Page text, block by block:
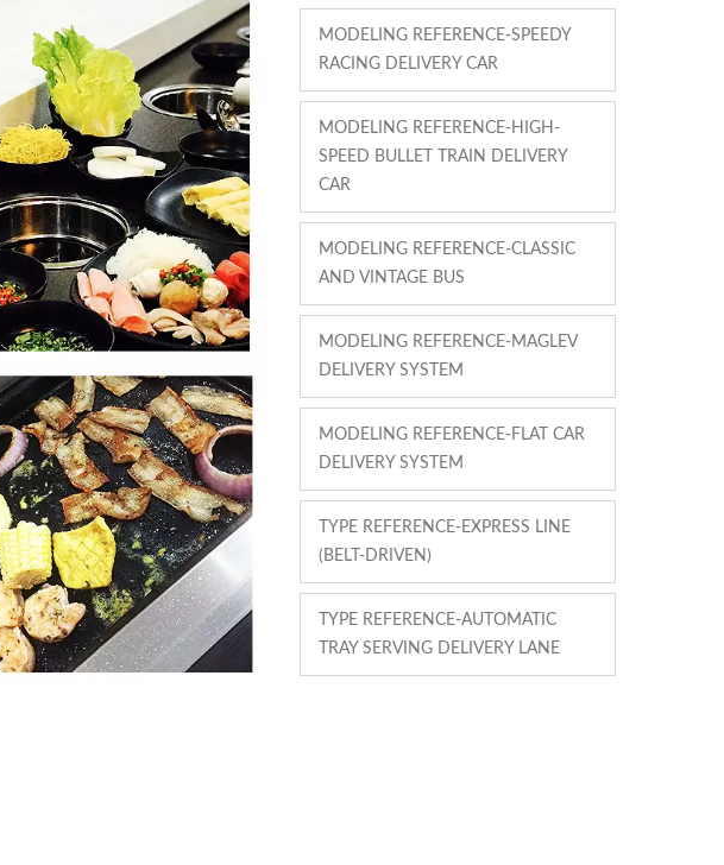
MODELING REFERENCE-SPEEDY
RACING DELIVERY CAR
MODELING REFERENCE-HIGH-
SPEED BULLET TRAIN DELIVERY
CAR
MODELING REFERENCE-CLASSIC
AND VINTAGE BUS
MODELING REFERENCE-MAGLEV
DELIVERY SYSTEM
MODELING REFERENCE-FLAT CAR
DELIVERY SYSTEM
TYPE REFERENCE-EXPRESS LINE
(BELT-DRIVEN)
TYPE REFERENCE-AUTOMATIC
TRAY SERVING DELIVERY LANE